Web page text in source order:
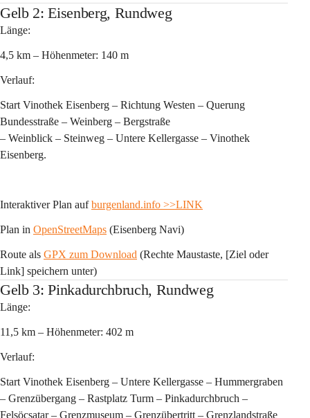
Gelb 2: Eisenberg, Rundweg
Länge:
4,5 km – Höhenmeter: 140 m
Verlauf:
Start Vinothek Eisenberg – Richtung Westen – Querung
Bundesstraße – Weinberg – Bergstraße
– Weinblick – Steinweg – Untere Kellergasse – Vinothek
Eisenberg.
Interaktiver Plan auf burgenland.info >>LINK
Plan in OpenStreetMaps (Eisenberg Navi)
Route als GPX zum Download (Rechte Maustaste, [Ziel oder
Link] speichern unter)
Gelb 3: Pinkadurchbruch, Rundweg
Länge:
11,5 km – Höhenmeter: 402 m
Verlauf:
Start Vinothek Eisenberg – Untere Kellergasse – Hummergraben
– Grenzübergang – Rastplatz Turm – Pinkadurchbruch –
Felsöcsatar – Grenzmuseum – Grenzübertritt – Grenzlandstraße